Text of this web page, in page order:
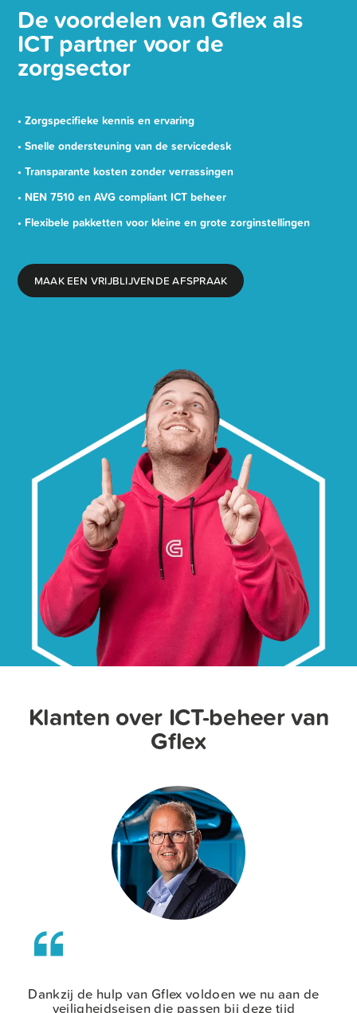
De voordelen van Gflex als
ICT partner voor de
zorgsector
• Zorgspecifieke kennis en ervaring
• Snelle ondersteuning van de servicedesk
• Transparante kosten zonder verrassingen
• NEN 7510 en AVG compliant ICT beheer
• Flexibele pakketten voor kleine en grote zorginstellingen
MAAK EEN VRIJBLIJVENDE AFSPRAAK
Klanten over ICT-beheer van
Gflex
Dankzij de hulp van Gflex voldoen we nu aan de
veiligheidseisen die passen bij deze tijd